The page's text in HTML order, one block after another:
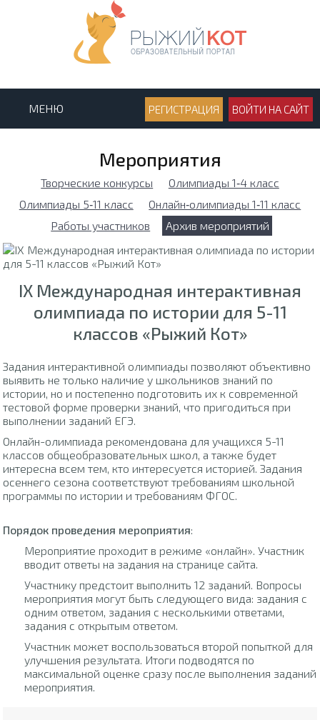
МЕНЮ РЕГИСТРАЦИЯ ВОЙТИ НА САЙТ
Мероприятия
Творческие конкурсы
Олимпиады 1‑4 класс
Олимпиады 5‑11 класс
Онлайн‑олимпиады 1‑11 класс
Работы участников
Архив мероприятий
IX Международная интерактивная
олимпиада по истории для 5-11
классов «Рыжий Кот»
Задания интерактивной олимпиады позволяют объективно
выявить не только наличие у школьников знаний по
истории, но и постепенно подготовить их к современной
тестовой форме проверки знаний, что пригодиться при
выполнении заданий ЕГЭ.
Онлайн-олимпиада рекомендована для учащихся 5-11
классов общеобразовательных школ, а также будет
интересна всем тем, кто интересуется историей. Задания
осеннего сезона соответствуют требованиям школьной
программы по истории и требованиям ФГОС.
Порядок проведения мероприятия:
Мероприятие проходит в режиме «онлайн». Участник
вводит ответы на задания на странице сайта.
Участнику предстоит выполнить 12 заданий. Вопросы
мероприятия могут быть следующего вида: задания с
одним ответом, задания с несколькими ответами,
задания с открытым ответом.
Участник может воспользоваться второй попыткой для
улучшения результата. Итоги подводятся по
максимальной оценке сразу после выполнения заданий
мероприятия.